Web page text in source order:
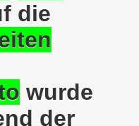
die
wurde
der
Heinrich-König-
Jahrestag
gegen die
der MLPD-Fahne